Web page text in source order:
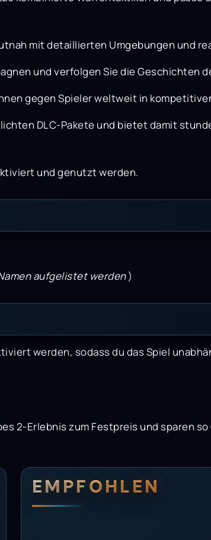
mit detaillierten Umgebungen und
und verfolgen Sie die Geschichten
gegen Spieler weltweit in
DLC-Pakete und bietet damit
und genutzt werden.
aufgelistet werden)
werden, sodass du das Spiel
2-Erlebnis zum Festpreis und sparen
EMPFOHLEN